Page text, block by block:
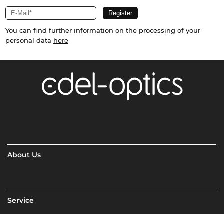
You can find further information on the processing of your
personal data here
About Us
Service